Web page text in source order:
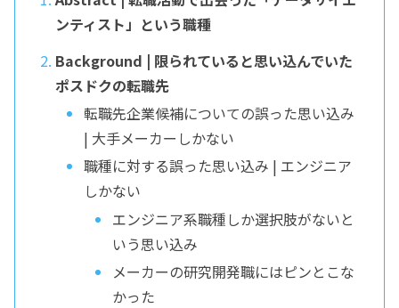
ンティスト」という職種
Background | 限られていると思い込んでいた
ポスドクの転職先
転職先企業候補についての誤った思い込み
| 大手メーカーしかない
職種に対する誤った思い込み | エンジニア
しかない
エンジニア系職種しか選択肢がないと
いう思い込み
メーカーの研究開発職にはピンとこな
かった